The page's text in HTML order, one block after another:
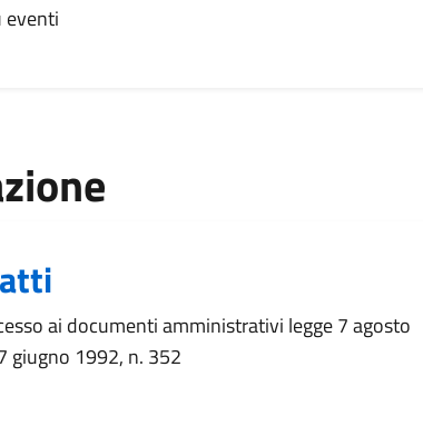
eventi
ai documenti amministrativi legge 7 agosto
giugno 1992, n. 352